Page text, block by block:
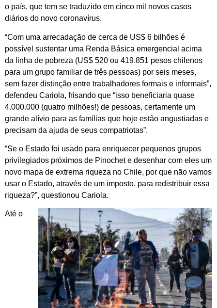
o país, que tem se traduzido em cinco mil novos casos
diários do novo coronavírus.
“Com uma arrecadação de cerca de US$ 6 bilhões é
possível sustentar uma Renda Básica emergencial acima
da linha de pobreza (US$ 520 ou 419.851 pesos chilenos
para um grupo familiar de três pessoas) por seis meses,
sem fazer distinção entre trabalhadores formais e informais”,
defendeu Cariola, frisando que “isso beneficiaria quase
4.000.000 (quatro milhões!) de pessoas, certamente um
grande alívio para as famílias que hoje estão angustiadas e
precisam da ajuda de seus compatriotas”.
“Se o Estado foi usado para enriquecer pequenos grupos
privilegiados próximos de Pinochet e desenhar com eles um
novo mapa de extrema riqueza no Chile, por que não vamos
usar o Estado, através de um imposto, para redistribuir essa
riqueza?”, questionou Cariola.
Até o